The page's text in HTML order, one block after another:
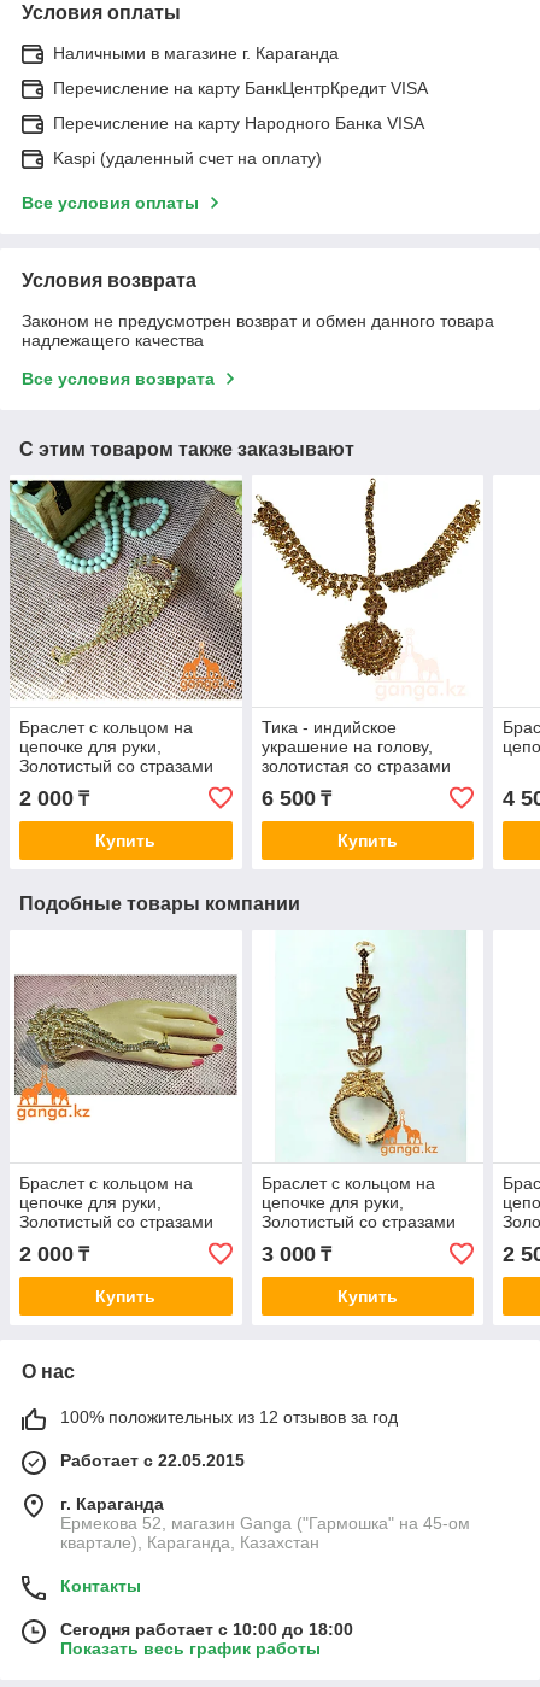
Условия оплаты
Наличными в магазине г. Караганда
Перечисление на карту БанкЦентрКредит VISA
Перечисление на карту Народного Банка VISA
Kaspi (удаленный счет на оплату)
Все условия оплаты
Условия возврата
Законом не предусмотрен возврат и обмен данного товара
надлежащего качества
Все условия возврата
С этим товаром также заказывают
Браслет с кольцом на
цепочке для руки,
Золотистый со стразами
2 000 ₸
Купить
Тика - индийское
украшение на голову,
золотистая со стразами
6 500₸
Купить
4
Подобные товары компании
Браслет с кольцом на
цепочке для руки,
Золотистый со стразами
2 000 ₸
Купить
Браслет с кольцом на
цепочке для руки,
Золотистый со стразами
3 000₸
Купить
2
О нас
100% положительных из 12 отзывов за год
Работает с 22.05.2015
г. Караганда
Ермекова 52, магазин Ganga ("Гармошка" на 45-ом
квартале), Караганда, Казахстан
Контакты
Сегодня работает с 10:00 до 18:00
Показать весь график работы